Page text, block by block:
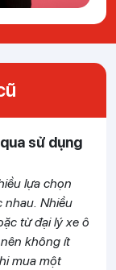
sử dụng
lựa chọn
Nhiều
từ đại lý xe ô
không ít
mua một